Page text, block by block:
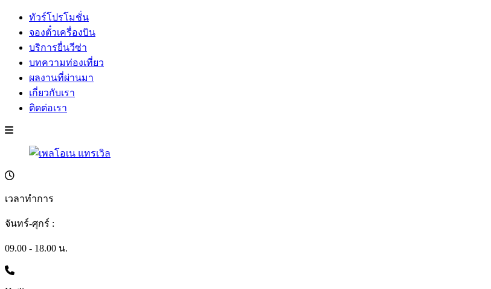
ทัวร์โปรโมชั่น
จองตั๋วเครื่องบิน
บริการยื่นวีซ่า
บทความท่องเที่ยว
ผลงานที่ผ่านมา
เกี่ยวกับเรา
ติดต่อเรา
เวลาทำการ
จันทร์-ศุกร์ :
09.00 - 18.00 น.